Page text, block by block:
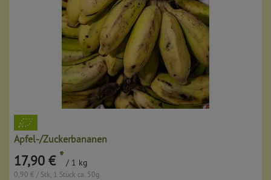
Apfel-/Zuckerbananen
17,90 € * / 1 kg
0,90 € / Stk, 1 Stück ca. 50g